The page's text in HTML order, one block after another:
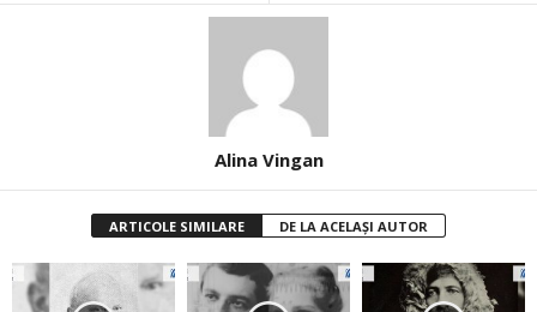
Alina Vingan
ARTICOLE SIMILARE DE LA ACELAȘI AUTOR